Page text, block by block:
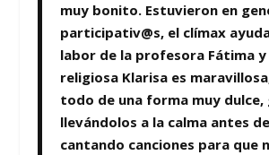
muy bonito. Estuvieron en
participativ@s, el clímax
labor de la profesora Fátima y
religiosa Klarisa es
todo de una forma muy dulce,
llevándolos a la calma antes
cantando canciones para que